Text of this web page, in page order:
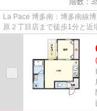
階数：3
La Pace 博多南：博多南線
原２丁目店まで徒歩1分と近
パートだと朝の通勤も少し楽